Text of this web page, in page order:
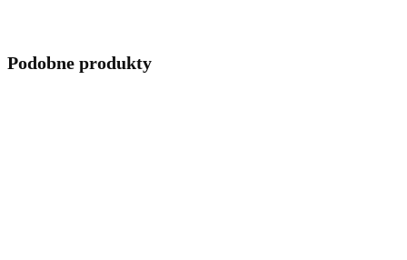
Podobne produkty